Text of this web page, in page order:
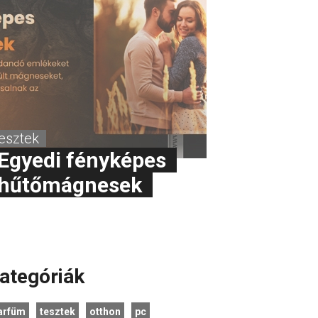
fényképes
tesztek otthon pc